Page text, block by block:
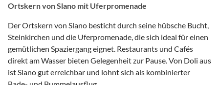
Ortskern von Slano mit Uferpromenade
Der Ortskern von Slano besticht durch seine hübsche Bucht,
Steinkirchen und die Uferpromenade, die sich ideal für einen
gemütlichen Spaziergang eignet. Restaurants und Cafés
direkt am Wasser bieten Gelegenheit zur Pause. Von Doli aus
ist Slano gut erreichbar und lohnt sich als kombinierter